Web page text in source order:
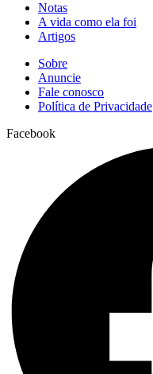
Notas
A vida como ela foi
Artigos
Sobre
Anuncie
Fale conosco
Política de Privacidade
Facebook